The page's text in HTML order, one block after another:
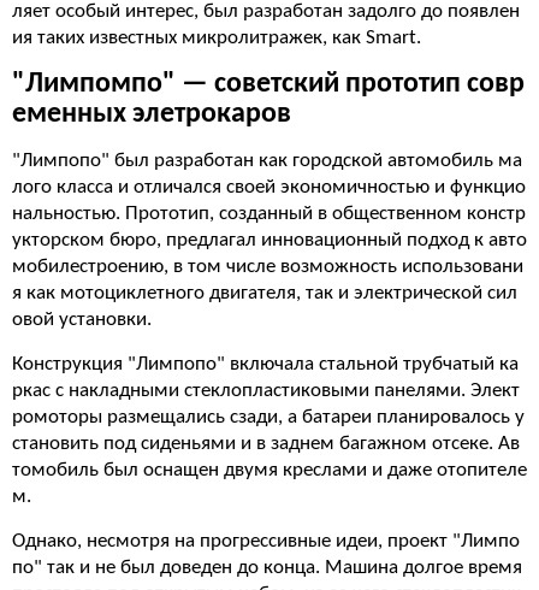
ляет особый интерес, был разработан задолго до появлен
ия таких известных микролитражек, как Smart.
"Лимпомпо" — советский прототип совр
еменных элетрокаров
"Лимпопо" был разработан как городской автомобиль ма
лого класса и отличался своей экономичностью и функцио
нальностью. Прототип, созданный в общественном констр
укторском бюро, предлагал инновационный подход к авто
мобилестроению, в том числе возможность использовани
я как мотоциклетного двигателя, так и электрической сил
овой установки.
Конструкция "Лимпопо" включала стальной трубчатый ка
ркас с накладными стеклопластиковыми панелями. Элект
ромоторы размещались сзади, а батареи планировалось у
становить под сиденьями и в заднем багажном отсеке. Ав
томобиль был оснащен двумя креслами и даже отопителе
м.
Однако, несмотря на прогрессивные идеи, проект "Лимпо
по" так и не был доведен до конца. Машина долгое время